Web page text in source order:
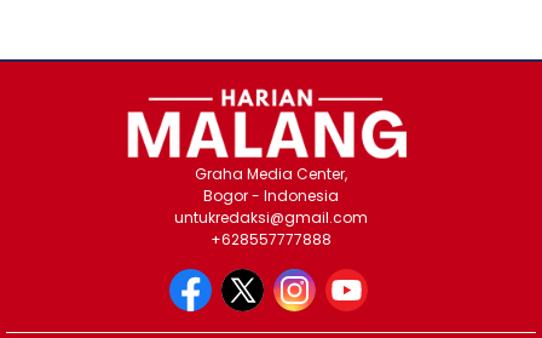
Graha Media Center,
Bogor - Indonesia
untukredaksi@gmail.com
+628557777888